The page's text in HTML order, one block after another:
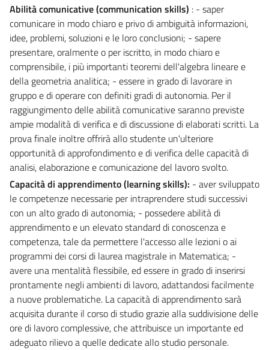
Abilità comunicative (communication skills) : - saper
comunicare in modo chiaro e privo di ambiguità informazioni,
idee, problemi, soluzioni e le loro conclusioni; - sapere
presentare, oralmente o per iscritto, in modo chiaro e
comprensibile, i più importanti teoremi dell'algebra lineare e
della geometria analitica; - essere in grado di lavorare in
gruppo e di operare con definiti gradi di autonomia. Per il
raggiungimento delle abilità comunicative saranno previste
ampie modalità di verifica e di discussione di elaborati scritti. La
prova finale inoltre offrirà allo studente un'ulteriore
opportunità di approfondimento e di verifica delle capacità di
analisi, elaborazione e comunicazione del lavoro svolto.
Capacità di apprendimento (learning skills): - aver sviluppato
le competenze necessarie per intraprendere studi successivi
con un alto grado di autonomia; - possedere abilità di
apprendimento e un elevato standard di conoscenza e
competenza, tale da permettere l'accesso alle lezioni o ai
programmi dei corsi di laurea magistrale in Matematica; -
avere una mentalità flessibile, ed essere in grado di inserirsi
prontamente negli ambienti di lavoro, adattandosi facilmente
a nuove problematiche. La capacità di apprendimento sarà
acquisita durante il corso di studio grazie alla suddivisione delle
ore di lavoro complessive, che attribuisce un importante ed
adeguato rilievo a quelle dedicate allo studio personale.